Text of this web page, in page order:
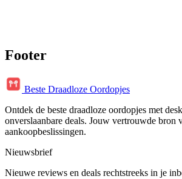
Footer
Beste Draadloze Oordopjes
Ontdek de beste draadloze oordopjes met
onverslaanbare deals. Jouw vertrouwde bron
aankoopbeslissingen.
Nieuwsbrief
Nieuwe reviews en deals rechtstreeks in je